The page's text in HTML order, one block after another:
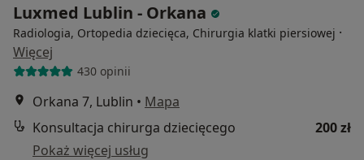
Luxmed Lublin - Orkana
Radiologia, Ortopedia dziecięca, Chirurgia klatki piersiowej ·
Więcej
430 opinii
Orkana 7, Lublin • Mapa
Konsultacja chirurga dziecięcego
200 zł
Pokaż więcej usług